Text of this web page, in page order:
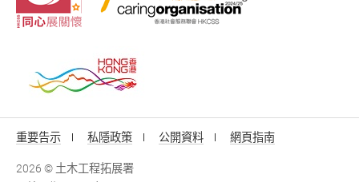
重要告示 私隱政策 公開資料 網頁指南
2026 © 土木工程拓展署